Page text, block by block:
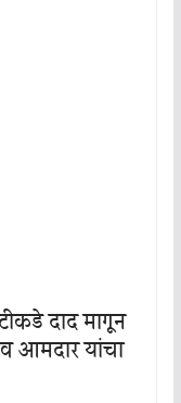
दाद मागून
आमदार यांचा